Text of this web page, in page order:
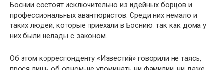
Боснии состоят исключительно из идейных борцов и
профессиональных авантюристов. Среди них немало и
таких людей, которые приехали в Боснию, так как дома у
них были нелады с законом.
Об этом корреспонденту «Известий» говорили не таясь,